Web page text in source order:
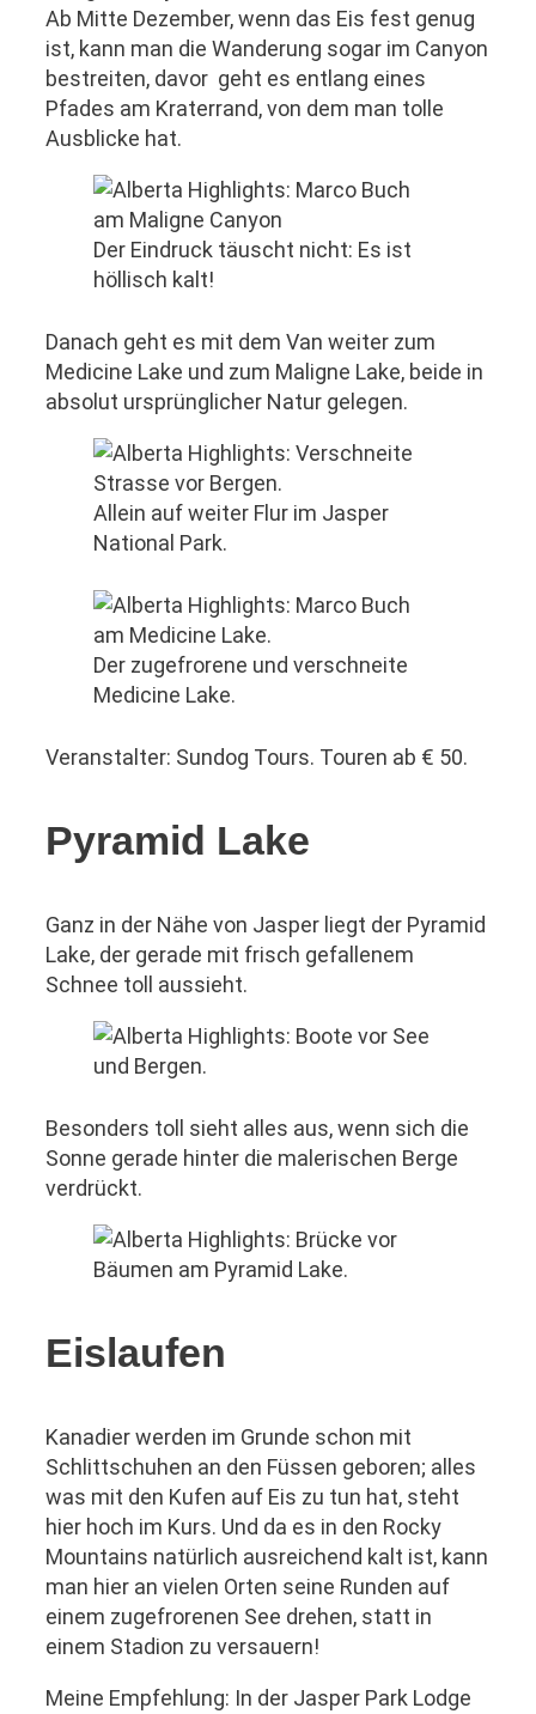
Ab Mitte Dezember, wenn das Eis fest genug
ist, kann man die Wanderung sogar im Canyon
bestreiten, davor geht es entlang eines
Pfades am Kraterrand, von dem man tolle
Ausblicke hat.
Der Eindruck täuscht nicht: Es ist
höllisch kalt!
Danach geht es mit dem Van weiter zum
Medicine Lake und zum Maligne Lake, beide in
absolut ursprünglicher Natur gelegen.
Allein auf weiter Flur im Jasper
National Park.
Der zugefrorene und verschneite
Medicine Lake.
Veranstalter: Sundog Tours. Touren ab € 50.
Pyramid Lake
Ganz in der Nähe von Jasper liegt der Pyramid
Lake, der gerade mit frisch gefallenem
Schnee toll aussieht.
Besonders toll sieht alles aus, wenn sich die
Sonne gerade hinter die malerischen Berge
verdrückt.
Eislaufen
Kanadier werden im Grunde schon mit
Schlittschuhen an den Füssen geboren; alles
was mit den Kufen auf Eis zu tun hat, steht
hier hoch im Kurs. Und da es in den Rocky
Mountains natürlich ausreichend kalt ist, kann
man hier an vielen Orten seine Runden auf
einem zugefrorenen See drehen, statt in
einem Stadion zu versauern!
Meine Empfehlung: In der Jasper Park Lodge